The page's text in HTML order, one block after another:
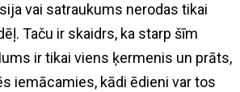
vai satraukums nerodas tikai
Taču ir skaidrs, ka starp šīm
ir tikai viens ķermenis un prāts,
iemācamies, kādi ēdieni var tos